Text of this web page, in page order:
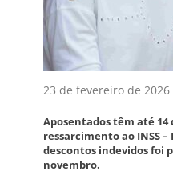
23 de fevereiro de 2026
Aposentados têm até
ressarcimento ao INSS
descontos indevidos foi
novembro.